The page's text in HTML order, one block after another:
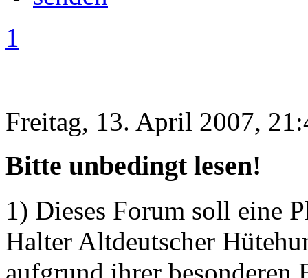
1
Freitag, 13. April 2007,
Bitte unbedingt lesen!
1) Dieses Forum soll eine
Halter Altdeutscher